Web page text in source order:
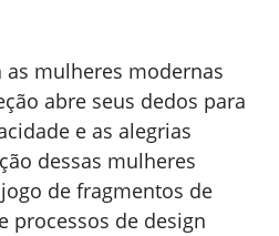
mulheres modernas
abre seus dedos para
e as alegrias
dessas mulheres
de fragmentos de
processos de design